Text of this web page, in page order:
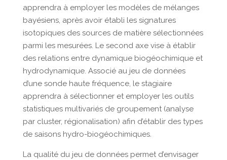
apprendra à employer les modèles de mélanges
bayésiens, après avoir établi les signatures
isotopiques des sources de matière sélectionnées
parmi les mesurées. Le second axe vise à établir
des relations entre dynamique biogéochimique et
hydrodynamique. Associé au jeu de données
d’une sonde haute fréquence, le stagiaire
apprendra à sélectionner et employer les outils
statistiques multivariés de groupement (analyse
par cluster, régionalisation) afin d’établir des types
de saisons hydro-biogéochimiques.
La qualité du jeu de données permet d’envisager